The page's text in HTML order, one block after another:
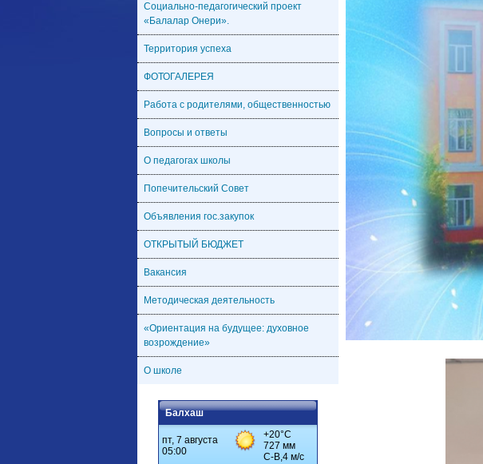
Социально-педагогический проект
«Балалар Онери».
Территория успеха
ФОТОГАЛЕРЕЯ
Работа с родителями, общественностью
Вопросы и ответы
О педагогах школы
Попечительский Совет
Объявления гос.закупок
ОТКРЫТЫЙ БЮДЖЕТ
Вакансия
Методическая деятельность
«Ориентация на будущее: духовное
возрождение»
О школе
Балхаш